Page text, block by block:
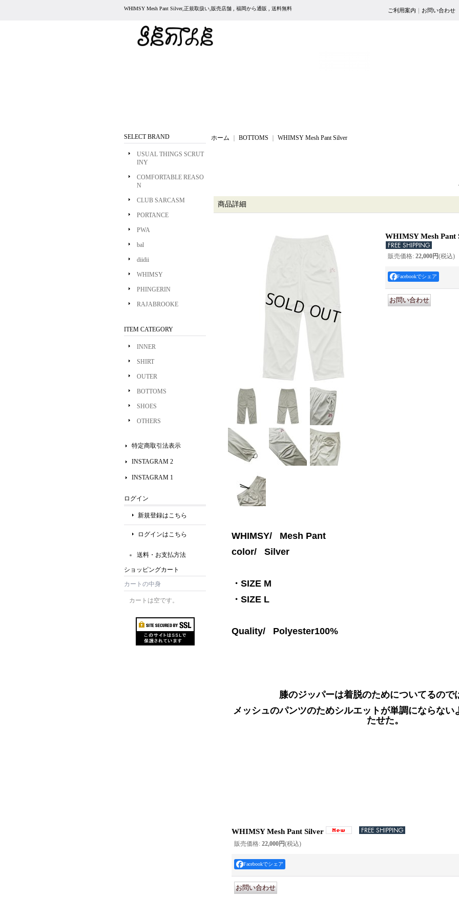
WHIMSY Mesh Pant Silver,正規取扱い,販売店舗 , 福岡から通販 , 送料無料 ご利用案内 ｜ お問い合わせ
SELECT BRAND
USUAL THINGS SCRUT
INY
COMFORTABLE REASO
N
CLUB SARCASM
PORTANCE
PWA
bal
diidii
WHIMSY
PHINGERIN
RAJABROOKE
ITEM CATEGORY
INNER
SHIRT
OUTER
BOTTOMS
SHOES
OTHERS
特定商取引法表示
INSTAGRAM 2
INSTAGRAM 1
ログイン
新規登録はこちら
ログインはこちら
送料・お支払方法
ショッピングカート
カートの中身
カートは空です。
ホーム BOTTOMS WHIMSY Mesh Pant Silver
商品詳細
WHIMSY Mesh Pant
販売価格: 22,000円(税込)
Facebookでシェア
WHIMSY/ Mesh Pant
color/ Silver
・SIZE M
・SIZE L
Quality/ Polyester100%
膝のジッパーは着脱のためについてるので
メッシュのパンツのためシルエットが単調にならない
たせた。
WHIMSY Mesh Pant Silver
販売価格: 22,000円(税込)
Facebookでシェア